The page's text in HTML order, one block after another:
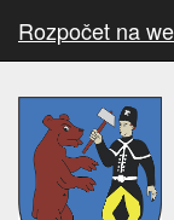
Rozpočet na